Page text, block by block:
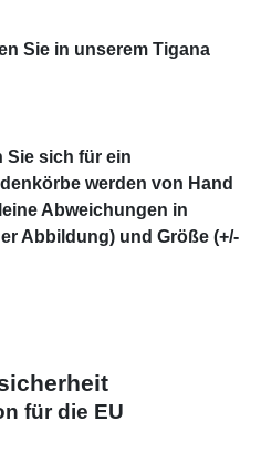
Sie in unserem Tigana
Sie sich für ein
werden von Hand
Abweichungen in
Abbildung) und Größe (+/-
für die EU